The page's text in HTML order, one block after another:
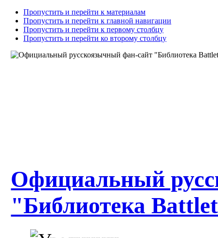
Пропустить и перейти к материалам
Пропустить и перейти к главной навигации
Пропустить и перейти к первому столбцу
Пропустить и перейти ко второму столбцу
Официальный
"Библиотека